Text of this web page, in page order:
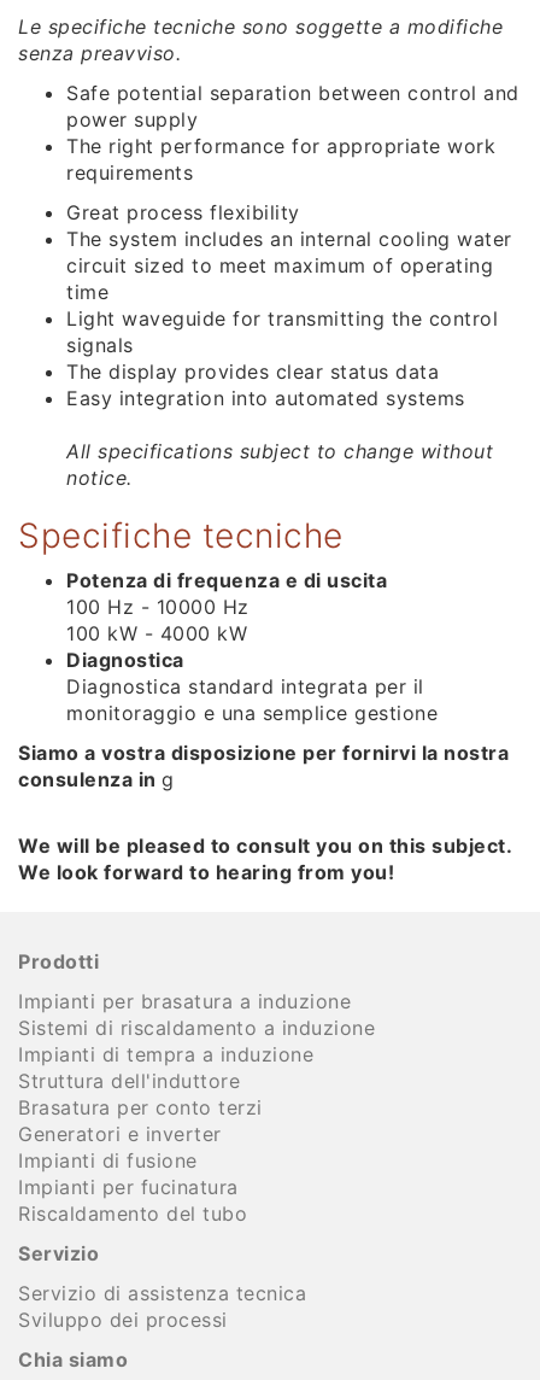
Le specifiche tecniche sono soggette a modifiche
senza preavviso.
Safe potential separation between control and
power supply
The right performance for appropriate work
requirements
Great process flexibility
The system includes an internal cooling water
circuit sized to meet maximum of operating
time
Light waveguide for transmitting the control
signals
The display provides clear status data
Easy integration into automated systems
All specifications subject to change without
notice.
Specifiche tecniche
Potenza di frequenza e di uscita
100 Hz - 10000 Hz
100 kW - 4000 kW
Diagnostica
Diagnostica standard integrata per il
monitoraggio e una semplice gestione
Siamo a vostra disposizione per fornirvi la nostra
consulenza in g
We will be pleased to consult you on this subject.
We look forward to hearing from you!
Prodotti
Impianti per brasatura a induzione
Sistemi di riscaldamento a induzione
Impianti di tempra a induzione
Struttura dell'induttore
Brasatura per conto terzi
Generatori e inverter
Impianti di fusione
Impianti per fucinatura
Riscaldamento del tubo
Servizio
Servizio di assistenza tecnica
Sviluppo dei processi
Chia siamo